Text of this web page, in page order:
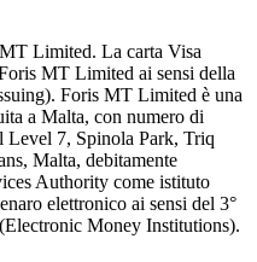
Limited. La carta Visa
MT Limited ai sensi della
Foris MT Limited è una
a Malta, con numero di
Level 7, Spinola Park, Triq
Malta, debitamente
Authority come istituto
elettronico ai sensi del 3°
Money Institutions).